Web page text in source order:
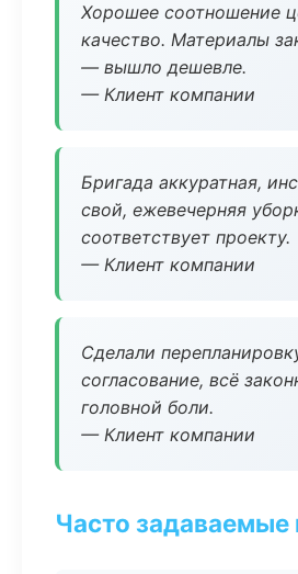
Хорошее соотношение
качество. Материалы
— вышло дешевле.
— Клиент компании
Бригада аккуратная,
свой, ежевечерняя
соответствует проекту.
— Клиент компании
Сделали
согласование, всё
головной боли.
— Клиент компании
Часто задаваемые